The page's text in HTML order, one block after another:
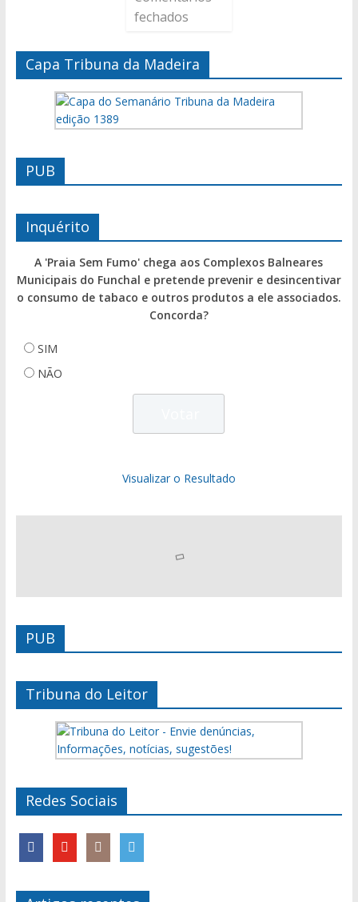
fechados
Capa Tribuna da Madeira
PUB
Inquérito
A 'Praia Sem Fumo' chega aos Complexos Balneares
Municipais do Funchal e pretende prevenir e desincentivar
o consumo de tabaco e outros produtos a ele associados.
Concorda?
SIM
NÃO
Visualizar o Resultado
PUB
Tribuna do Leitor
Redes Sociais